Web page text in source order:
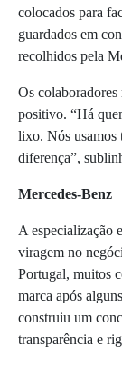
colocados para
guardados em
recolhidos pela
Os
positivo. “Há
lixo. Nós usamos
diferença”,
Mercedes-Benz
A especialização
viragem no
Portugal, muitos
marca após
construiu um
transparência e